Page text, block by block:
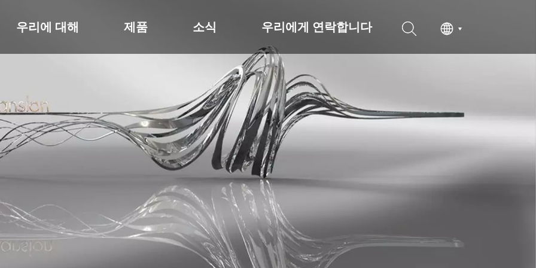
우리에 대해 제품 소식 우리에게 연락합니다